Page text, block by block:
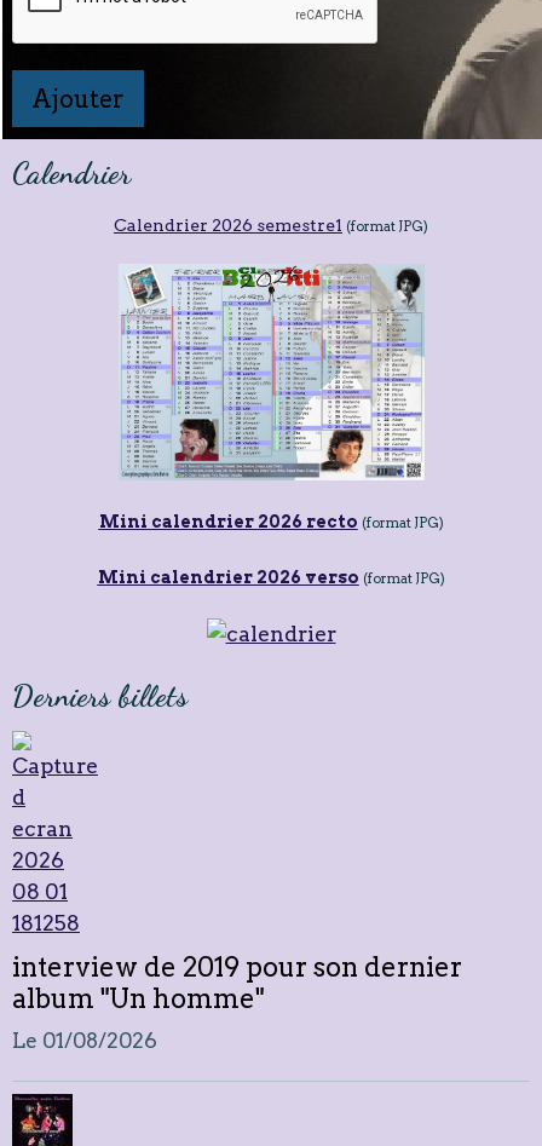
Ajouter
Calendrier
Calendrier 2026 semestre1 (format JPG)
Mini calendrier 2026 recto (format JPG)
Mini calendrier 2026 verso (format JPG)
Derniers billets
interview de 2019 pour son dernier
album "Un homme"
Le 01/08/2026